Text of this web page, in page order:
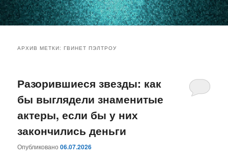
основному
содержимому
дополнительному
содержимому
АРХИВ МЕТКИ:ГВИНЕТ ПЭЛТРОУ
Разорившиеся звезды: как
бы выглядели знаменитые
актеры, если бы у них
закончились деньги
Опубликовано06.07.2026